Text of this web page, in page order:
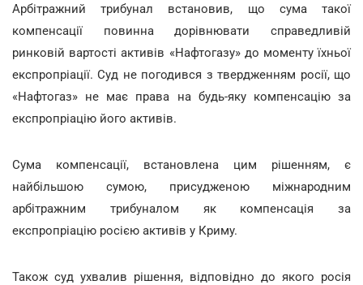
Арбітражний трибунал встановив, що сума такої
компенсації повинна дорівнювати справедливій
ринковій вартості активів «Нафтогазу» до моменту їхньої
експропріації. Суд не погодився з твердженням росії, що
«Нафтогаз» не має права на будь-яку компенсацію за
експропріацію його активів.
Сума компенсації, встановлена цим рішенням, є
найбільшою сумою, присудженою міжнародним
арбітражним трибуналом як компенсація за
експропріацію росією активів у Криму.
Також суд ухвалив рішення, відповідно до якого росія